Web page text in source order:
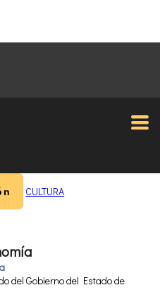
CULTURA
del Gobierno del Estado de